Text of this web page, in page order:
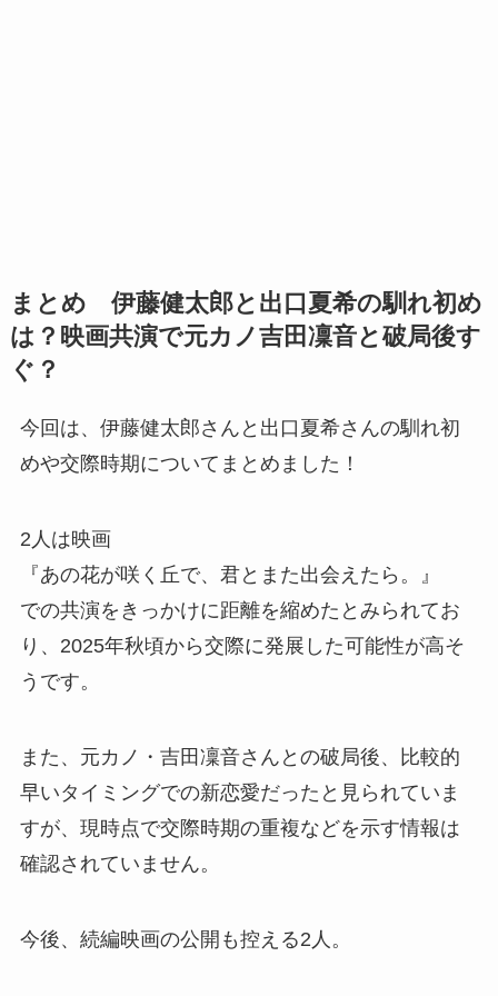
まとめ 伊藤健太郎と出口夏希の馴れ初め
は？映画共演で元カノ吉田凜音と破局後す
ぐ？
今回は、伊藤健太郎さんと出口夏希さんの馴れ初
めや交際時期についてまとめました！
2人は映画
『あの花が咲く丘で、君とまた出会えたら。』
での共演をきっかけに距離を縮めたとみられてお
り、2025年秋頃から交際に発展した可能性が高そ
うです。
また、元カノ・吉田凜音さんとの破局後、比較的
早いタイミングでの新恋愛だったと見られていま
すが、現時点で交際時期の重複などを示す情報は
確認されていません。
今後、続編映画の公開も控える2人。